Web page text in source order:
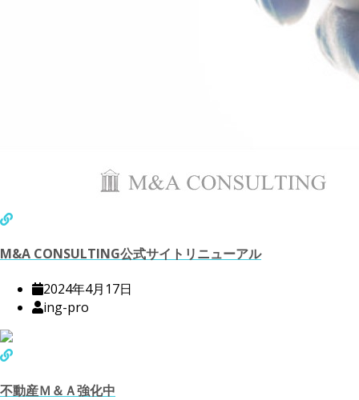
M&A CONSULTING公式サイトリニューアル
2024年4月17日
ing-pro
不動産Ｍ＆Ａ強化中